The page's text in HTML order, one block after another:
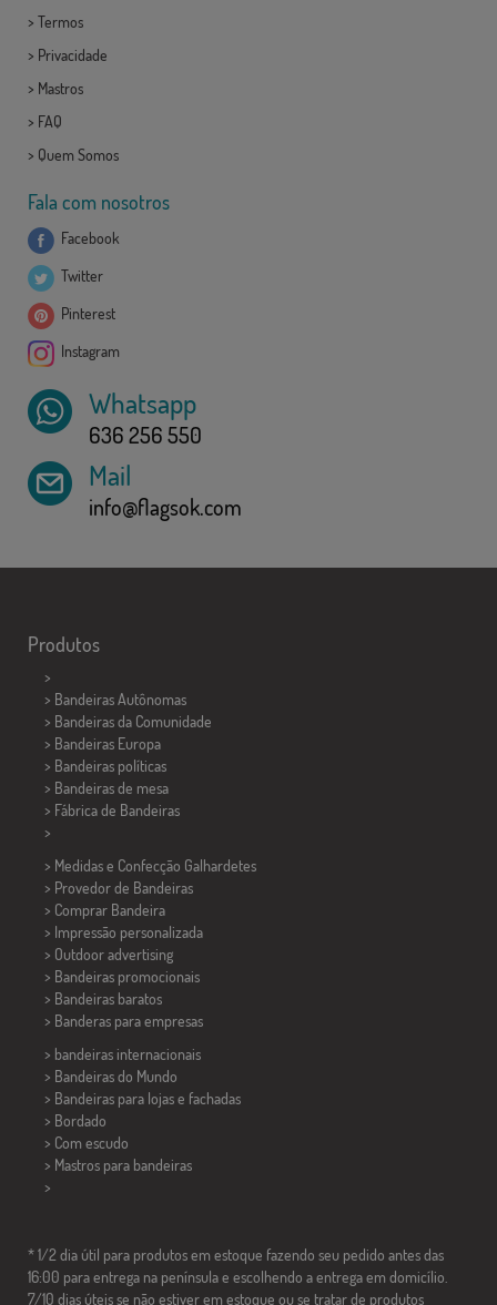
> Termos
> Privacidade
> Mastros
> FAQ
> Quem Somos
Fala com nosotros
Facebook
Twitter
Pinterest
Instagram
Whatsapp
636 256 550
Mail
info@flagsok.com
Produtos
>
> Bandeiras Autônomas
> Bandeiras da Comunidade
> Bandeiras Europa
> Bandeiras políticas
> Bandeiras de mesa
> Fábrica de Bandeiras
>
> Medidas e Confecção Galhardetes
> Provedor de Bandeiras
> Comprar Bandeira
> Impressão personalizada
> Outdoor advertising
> Bandeiras promocionais
> Bandeiras baratos
> Banderas para empresas
> bandeiras internacionais
> Bandeiras do Mundo
> Bandeiras para lojas e fachadas
> Bordado
> Com escudo
> Mastros para bandeiras
>
* 1/2 dia útil para produtos em estoque fazendo seu pedido antes das
16:00 para entrega na península e escolhendo a entrega em domicílio.
7/10 dias úteis se não estiver em estoque ou se tratar de produtos